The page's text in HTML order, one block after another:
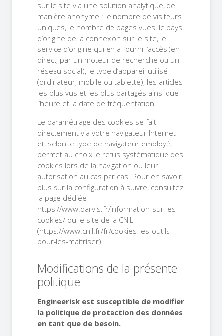
sur le site via une solution analytique, de
manière anonyme : le nombre de visiteurs
uniques, le nombre de pages vues, le pays
d’origine de la connexion sur le site, le
service d’origine qui en a fourni l’accès (en
direct, par un moteur de recherche ou un
réseau social), le type d’appareil utilisé
(ordinateur, mobile ou tablette), les articles
les plus vus et les plus partagés ainsi que
l’heure et la date de fréquentation.
Le paramétrage des cookies se fait
directement via votre navigateur Internet
et, selon le type de navigateur employé,
permet au choix le refus systématique des
cookies lors de la navigation ou leur
autorisation au cas par cas. Pour en savoir
plus sur la configuration à suivre, consultez
la page dédiée
https://www.darvis.fr/information-sur-les-
cookies/ ou le site de la CNIL
(https://www.cnil.fr/fr/cookies-les-outils-
pour-les-maitriser).
Modifications de la présente
politique
Engineerisk est susceptible de modifier
la politique de protection des données
en tant que de besoin.